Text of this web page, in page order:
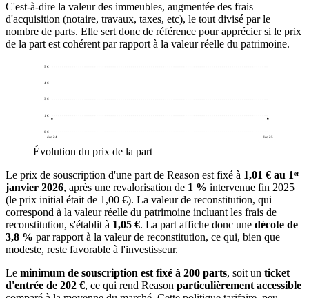
C'est-à-dire la valeur des immeubles, augmentée des frais
d'acquisition (notaire, travaux, taxes, etc), le tout divisé par le
nombre de parts. Elle sert donc de référence pour apprécier si le prix
de la part est cohérent par rapport à la valeur réelle du patrimoine.
0 €
1 €
3 €
4 €
5 €
déc. 24 déc. 25
Évolution du prix de la part
Le prix de souscription d'une part de Reason est fixé à 1,01 € au 1ᵉʳ
janvier 2026, après une revalorisation de 1 % intervenue fin 2025
(le prix initial était de 1,00 €). La valeur de reconstitution, qui
correspond à la valeur réelle du patrimoine incluant les frais de
reconstitution, s'établit à 1,05 €. La part affiche donc une décote de
3,8 % par rapport à la valeur de reconstitution, ce qui, bien que
modeste, reste favorable à l'investisseur.
Le minimum de souscription est fixé à 200 parts, soit un ticket
d'entrée de 202 €, ce qui rend Reason particulièrement accessible